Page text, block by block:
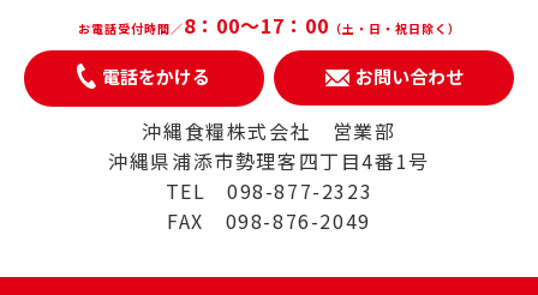
お電話受付時間／8：00～17：00 （土・日・祝日除く）
電話をかける お問い合わせ
沖縄食糧株式会社 営業部
沖縄県浦添市勢理客四丁目4番1号
TEL 098-877-2323
FAX 098-876-2049